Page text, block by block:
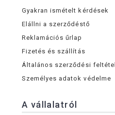
Gyakran ismételt kérdések
Elállni a szerződéstő
Reklamációs űrlap
Fizetés és szállítás
Általános szerződési
Személyes adatok védelme
A vállalatról